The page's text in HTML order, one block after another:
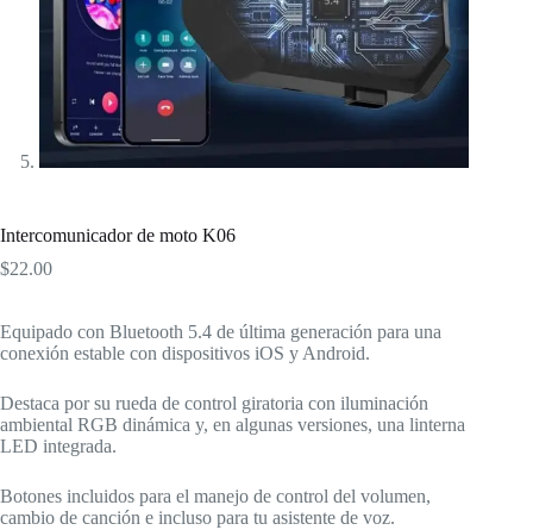
Intercomunicador de moto K06
$22.00
Equipado con Bluetooth 5.4 de última generación para una
conexión estable con dispositivos iOS y Android.
Destaca por su rueda de control giratoria con iluminación
ambiental RGB dinámica y, en algunas versiones, una linterna
LED integrada.
Botones incluidos para el manejo de control del volumen,
cambio de canción e incluso para tu asistente de voz.